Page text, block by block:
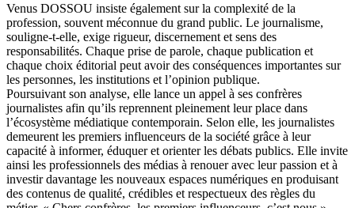
Venus DOSSOU insiste également sur la complexité de la
profession, souvent méconnue du grand public. Le journalisme,
souligne-t-elle, exige rigueur, discernement et sens des
responsabilités. Chaque prise de parole, chaque publication et
chaque choix éditorial peut avoir des conséquences importantes sur
les personnes, les institutions et l’opinion publique.
Poursuivant son analyse, elle lance un appel à ses confrères
journalistes afin qu’ils reprennent pleinement leur place dans
l’écosystème médiatique contemporain. Selon elle, les journalistes
demeurent les premiers influenceurs de la société grâce à leur
capacité à informer, éduquer et orienter les débats publics. Elle invite
ainsi les professionnels des médias à renouer avec leur passion et à
investir davantage les nouveaux espaces numériques en produisant
des contenus de qualité, crédibles et respectueux des règles du